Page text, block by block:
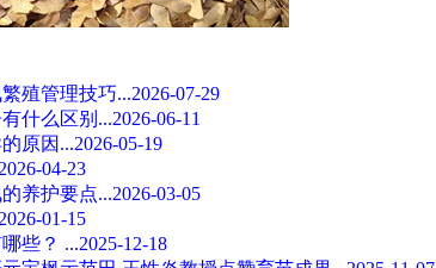
殖管理技巧...2026-07-29
什么区别...2026-06-11
原因...2026-05-19
04-23
养护要点...2026-03-05
01-15
些？ ...2025-12-18